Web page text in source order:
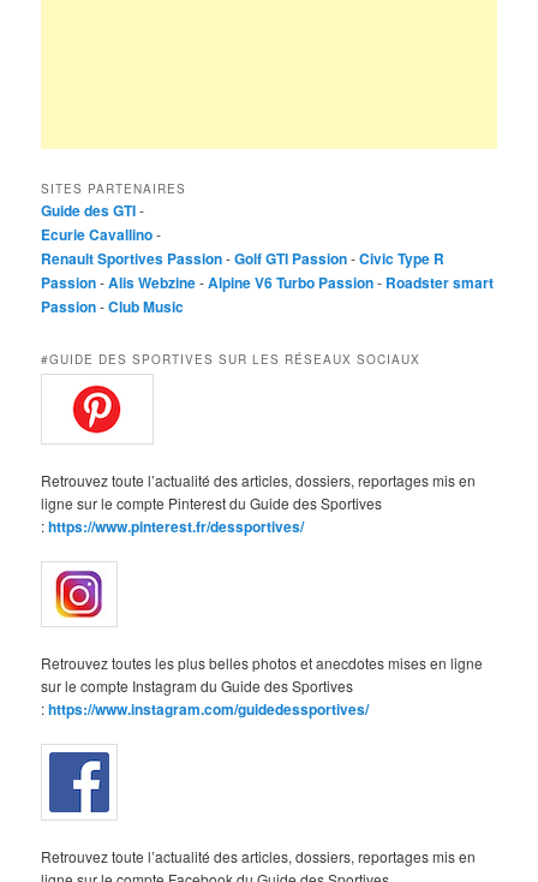
SITES PARTENAIRES
Guide des GTI-
Ecurie Cavallino-
Renault Sportives Passion-Golf GTI Passion-Civic Type R
Passion-Alis Webzine-Alpine V6 Turbo Passion- Roadster smart
Passion-Club Music
#GUIDE DES SPORTIVES SUR LES RÉSEAUX SOCIAUX
Retrouvez toute l’actualité des articles, dossiers, reportages mis en
ligne sur le compte Pinterest du Guide des Sportives
:https://www.pinterest.fr/dessportives/
Retrouvez toutes les plus belles photos et anecdotes mises en ligne
sur le compte Instagram du Guide des Sportives
:https://www.instagram.com/guidedessportives/
Retrouvez toute l’actualité des articles, dossiers, reportages mis en